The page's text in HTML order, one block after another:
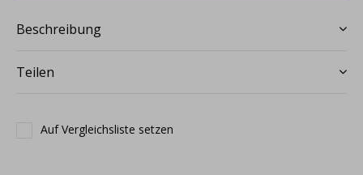
Beschreibung
Teilen
Auf Vergleichsliste setzen